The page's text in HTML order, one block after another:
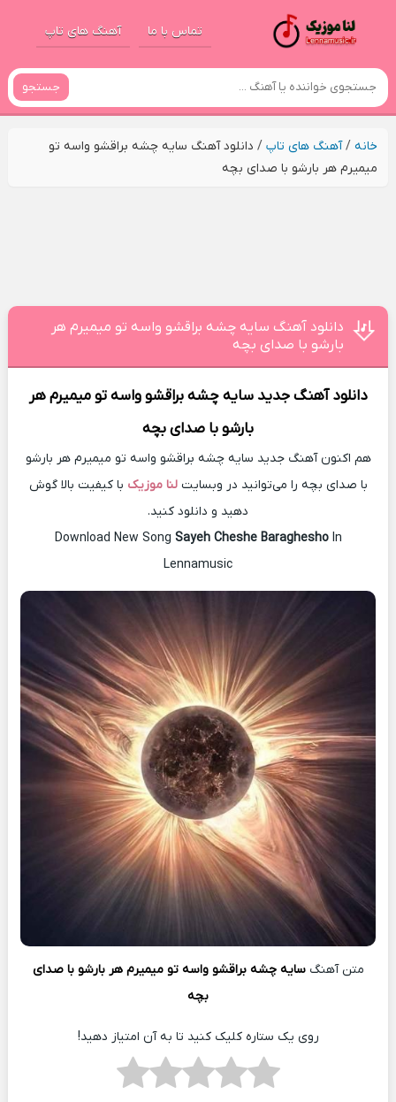
تماس با ما آهنگ های تاپ
جستجو
خانه/آهنگ های تاپ/ دانلود آهنگ سایه چشه براقشو واسه تو
میمیرم هر بارشو با صدای بچه
دانلود آهنگ سایه چشه براقشو واسه تو میمیرم هر
بارشو با صدای بچه
دانلود آهنگ جدید سایه چشه براقشو واسه تو میمیرم هر
بارشو با صدای بچه
هم اکنون آهنگ جدید سایه چشه براقشو واسه تو میمیرم هر بارشو
با صدای بچه را می‌توانید در وبسایتلنا موزیک با کیفیت بالا گوش
دهید و دانلود کنید.
Download New Song Sayeh Cheshe BaragheshoIn
Lennamusic
متن آهنگسایه چشه براقشو واسه تو میمیرم هر بارشو با صدای
بچه
روی یک ستاره کلیک کنید تا به آن امتیاز دهید!